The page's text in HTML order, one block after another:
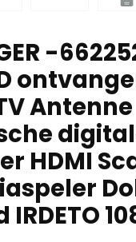
-
Antenne
HDMI